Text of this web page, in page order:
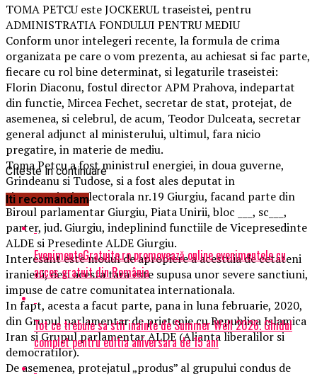
TOMA PETCU este JOCKERUL traseistei, pentru
ADMINISTRATIA FONDULUI PENTRU MEDIU
Conform unor intelegeri recente, la formula de crima
organizata pe care o vom prezenta, au achiesat si fac parte,
fiecare cu rol bine determinat, si legaturile traseistei:
Florin Diaconu, fostul director APM Prahova, indepartat
din functie, Mircea Fechet, secretar de stat, protejat, de
asemenea, si celebrul, de acum, Teodor Dulceata, secretar
general adjunct al ministerului, ultimul, fara nicio
pregatire, in materie de mediu.
Toma Petcu a fost ministrul energiei, in doua guverne,
Grindeanu si Tudose, si a fost ales deputat in
circumscriptia electorala nr.19 Giurgiu, facand parte din
Biroul parlamentar Giurgiu, Piata Unirii, bloc ___, sc___,
parter, jud. Giurgiu, indeplinind functiile de Vicepresedinte
ALDE si Presedinte ALDE Giurgiu.
Interesant este modul de apropiere a acestuia de cetateni
iranieni, desi acesta tara este supusa unor severe sanctiuni,
impuse de catre comunitatea internationala.
In fapt, acesta a facut parte, pana in luna februarie, 2020,
din Grupul parlamentar de prietenie cu Republica Islamica
Iran si Grupul parlamentar ALDE (Alianta liberalilor si
democratilor).
De asemenea, protejatul „produs” al grupului condus de
Citeste in continuare
Iti recomandam
EvenimenteGratuite.ro promovează online evenimentele cu
acces gratuit din România
Tot ce trebuie sa stii inainte de Summer Well 2026. Ghidul
complet pentru editia aniversara de 15 ani